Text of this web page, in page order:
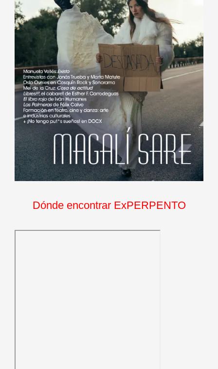
Dónde encontrar ExPERPENTO